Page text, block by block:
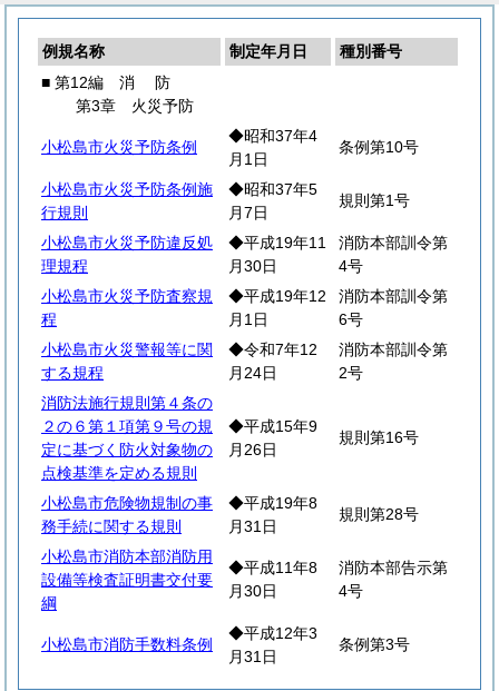
例規名称 制定年月日
種別番号
■ 第12編 消 防
第3章 火災予防
小松島市火災予防条例
◆昭和37年4
月1日
条例第10号
小松島市火災予防条例施
行規則
◆昭和37年5
月7日
規則第1号
小松島市火災予防違反処
理規程
◆平成19年11
月30日
消防本部訓令第
4号
小松島市火災予防査察規
程
◆平成19年12
月1日
消防本部訓令第
6号
小松島市火災警報等に関
する規程
◆令和7年12
月24日
消防本部訓令第
2号
消防法施行規則第４条の
２の６第１項第９号の規
定に基づく防火対象物の
点検基準を定める規則
◆平成15年9
月26日
規則第16号
小松島市危険物規制の事
務手続に関する規則
◆平成19年8
月31日
規則第28号
小松島市消防本部消防用
設備等検査証明書交付要
綱
◆平成11年8
月30日
消防本部告示第
4号
小松島市消防手数料条例
◆平成12年3
月31日
条例第3号